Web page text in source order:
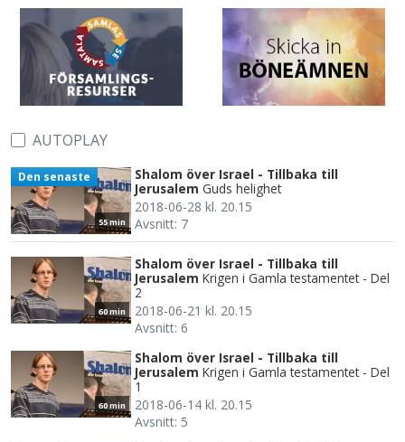
AUTOPLAY
55 min
Den senaste
Shalom över Israel - Tillbaka till
Jerusalem Guds helighet
2018-06-28 kl. 20.15
Avsnitt: 7
60 min
Shalom över Israel - Tillbaka till
Jerusalem Krigen i Gamla testamentet - Del
2
2018-06-21 kl. 20.15
Avsnitt: 6
60 min
Shalom över Israel - Tillbaka till
Jerusalem Krigen i Gamla testamentet - Del
1
2018-06-14 kl. 20.15
Avsnitt: 5